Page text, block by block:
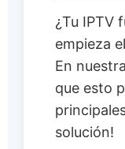
¿Tu IPTV
empieza
En
que esto
solución!